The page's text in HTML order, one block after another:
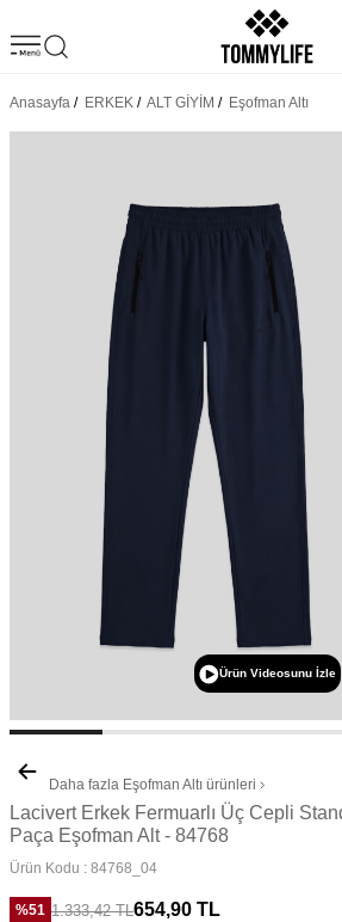
Anasayfa / ERKEK / ALT GİYİM / Eşofman Altı
Ürün Videosunu İzle
Daha fazla Eşofman Altı ürünleri
Lacivert Erkek Fermuarlı Üç Cepli
Paça Eşofman Alt - 84768
Ürün Kodu : 84768_04
%51 1.333,42TL654,90 TL